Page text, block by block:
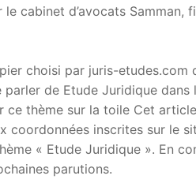
cabinet d’avocats
choisi par juris-etudes.com
de Etude Juridique dans
thème sur la toile Cet
coordonnées inscrites sur le
« Etude Juridique ». En
parutions.